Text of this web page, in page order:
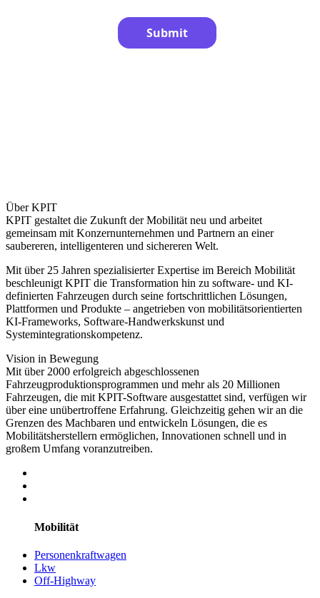
Submit
Über KPIT
KPIT gestaltet die Zukunft der Mobilität neu und arbeitet
gemeinsam mit Konzernunternehmen und Partnern an einer
saubereren, intelligenteren und sichereren Welt.
Mit über 25 Jahren spezialisierter Expertise im Bereich Mobilität
beschleunigt KPIT die Transformation hin zu software- und KI-
definierten Fahrzeugen durch seine fortschrittlichen Lösungen,
Plattformen und Produkte – angetrieben von mobilitätsorientierten
KI-Frameworks, Software-Handwerkskunst und
Systemintegrationskompetenz.
Vision in Bewegung
Mit über 2000 erfolgreich abgeschlossenen
Fahrzeugproduktionsprogrammen und mehr als 20 Millionen
Fahrzeugen, die mit KPIT-Software ausgestattet sind, verfügen wir
über eine unübertroffene Erfahrung. Gleichzeitig gehen wir an die
Grenzen des Machbaren und entwickeln Lösungen, die es
Mobilitätsherstellern ermöglichen, Innovationen schnell und in
großem Umfang voranzutreiben.
Mobilität
Personenkraftwagen
Lkw
Off-Highway